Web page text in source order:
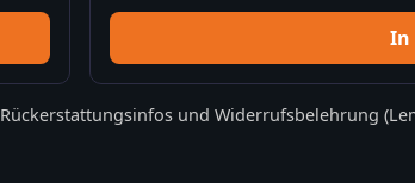
In
und Widerrufsbelehrung